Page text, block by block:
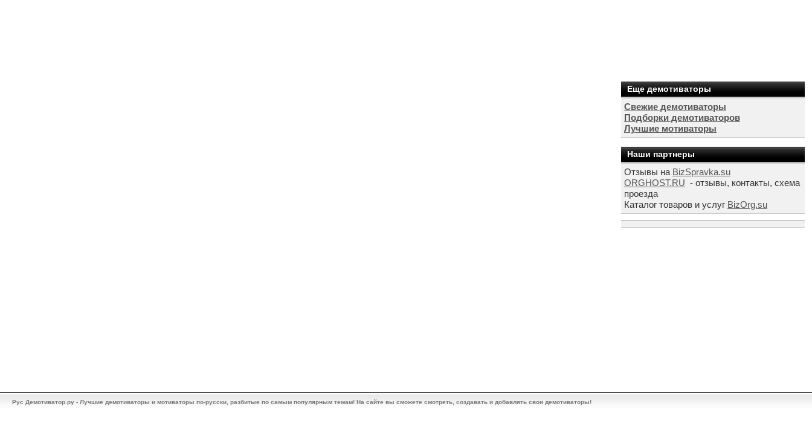
Еще демотиваторы
Свежие демотиваторы
Подборки демотиваторов
Лучшие мотиваторы
Наши партнеры
Отзывы на BizSpravka.su
ORGHOST.RU - отзывы, контакты, схема
проезда
Каталог товаров и услуг BizOrg.su
Рус Демотиватор.ру - Лучшие демотиваторы и мотиваторы по-русски, разбитые по самым популярным темам! На сайте вы сможете смотреть, создавать и добавлять свои демотиваторы!